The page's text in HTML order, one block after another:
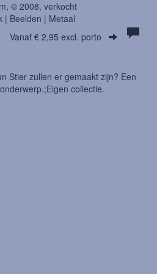
© 2008, verkocht
| Beelden | Metaal
Vanaf € 2,95 excl. porto
Stier zullen er gemaakt zijn? Een
collectie.